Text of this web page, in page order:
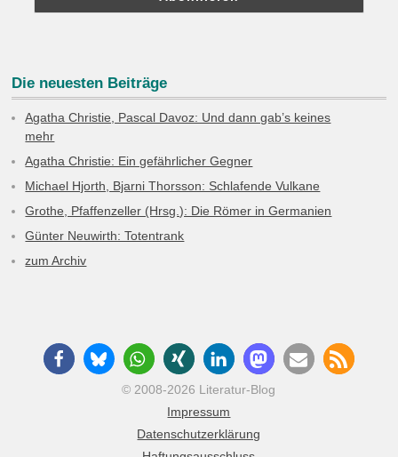
Die neuesten Beiträge
Agatha Christie, Pascal Davoz: Und dann gab’s keines
mehr
Agatha Christie: Ein gefährlicher Gegner
Michael Hjorth, Bjarni Thorsson: Schlafende Vulkane
Grothe, Pfaffenzeller (Hrsg.): Die Römer in Germanien
Günter Neuwirth: Totentrank
zum Archiv
© 2008-2026 Literatur-Blog
Impressum
Datenschutzerklärung